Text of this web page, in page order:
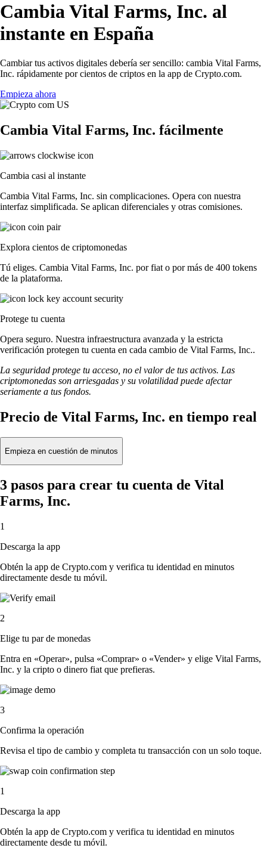
Cambia Vital Farms, Inc. al
instante en España
Cambiar tus activos digitales debería ser sencillo: cambia Vital Farms,
Inc. rápidamente por cientos de criptos en la app de Crypto.com.
Empieza ahora
Cambia Vital Farms, Inc. fácilmente
Cambia casi al instante
Cambia Vital Farms, Inc. sin complicaciones. Opera con nuestra
interfaz simplificada. Se aplican diferenciales y otras comisiones.
Explora cientos de criptomonedas
Tú eliges. Cambia Vital Farms, Inc. por fiat o por más de 400 tokens
de la plataforma.
Protege tu cuenta
Opera seguro. Nuestra infraestructura avanzada y la estricta
verificación protegen tu cuenta en cada cambio de Vital Farms, Inc..
La seguridad protege tu acceso, no el valor de tus activos. Las
criptomonedas son arriesgadas y su volatilidad puede afectar
seriamente a tus fondos.
Precio de Vital Farms, Inc. en tiempo real
Empieza en cuestión de minutos
3 pasos para crear tu cuenta de Vital
Farms, Inc.
1
Descarga la app
Obtén la app de Crypto.com y verifica tu identidad en minutos
directamente desde tu móvil.
2
Elige tu par de monedas
Entra en «Operar», pulsa «Comprar» o «Vender» y elige Vital Farms,
Inc. y la cripto o dinero fiat que prefieras.
3
Confirma la operación
Revisa el tipo de cambio y completa tu transacción con un solo toque.
1
Descarga la app
Obtén la app de Crypto.com y verifica tu identidad en minutos
directamente desde tu móvil.